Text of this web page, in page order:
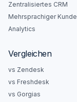
Zentralisiertes CRM
Mehrsprachiger
Analytics
Vergleichen
vs Zendesk
vs Freshdesk
vs Gorgias